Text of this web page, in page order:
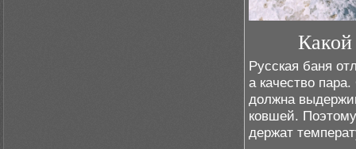
Какой
Русская баня
а качество
должна
ковшей.
держат